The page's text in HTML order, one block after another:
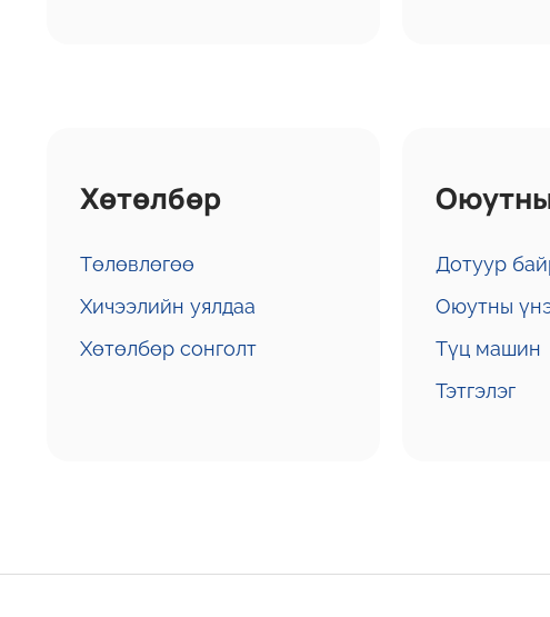
Хөтөлбөр
Төлөвлөгөө
Хичээлийн уялдаа
Хөтөлбөр сонголт
Дотуур
Оюутны
Түц машин
Тэтгэлэг